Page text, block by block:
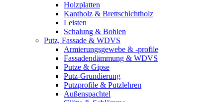
Holzplatten
Kantholz & Brettschichtholz
Leisten
Schalung & Bohlen
Putz, Fassade & WDVS
Armierungsgewebe & -profile
Fassadendämmung & WDVS
Putze & Gipse
Putz-Grundierung
Putzprofile & Putzlehren
Außenspachtel